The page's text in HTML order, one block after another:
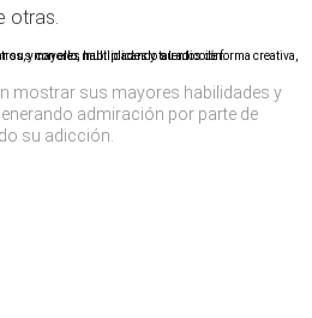
otras.
mostrar sus mayores habilidades y
admiración por parte de
su adicción.